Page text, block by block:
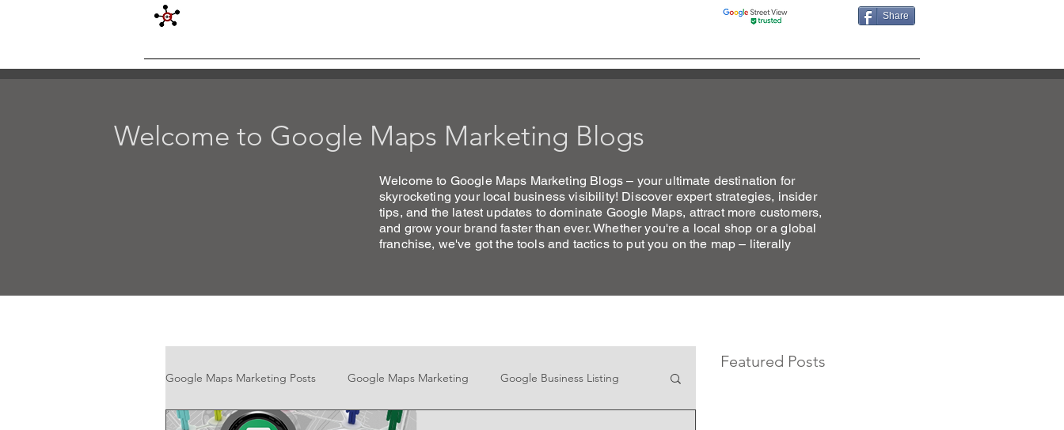
Share
Welcome to Google Maps Marketing Blogs
Welcome to Google Maps Marketing Blogs – your ultimate destination for
skyrocketing your local business visibility! Discover expert strategies, insider
tips, and the latest updates to dominate Google Maps, attract more customers,
and grow your brand faster than ever. Whether you're a local shop or a global
franchise, we've got the tools and tactics to put you on the map – literally
Google Maps Marketing Posts Google Maps Marketing Google Business Listing
Featured Posts